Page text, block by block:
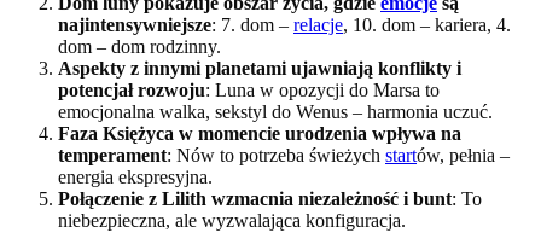
najintensywniejsze: 7. dom – relacje, 10. dom – kariera, 4.
dom – dom rodzinny.
Aspekty z innymi planetami ujawniają konflikty i
potencjał rozwoju: Luna w opozycji do Marsa to
emocjonalna walka, sekstyl do Wenus – harmonia uczuć.
Faza Księżyca w momencie urodzenia wpływa na
temperament: Nów to potrzeba świeżych startów, pełnia –
energia ekspresyjna.
Połączenie z Lilith wzmacnia niezależność i bunt: To
niebezpieczna, ale wyzwalająca konfiguracja.